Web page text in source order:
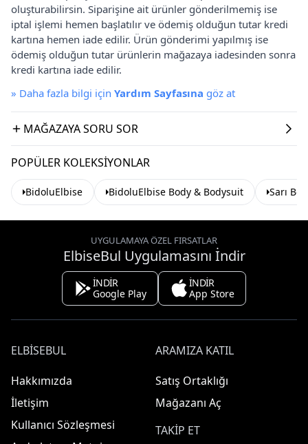
oluşturabilirsin. Siparişine ait ürünler gönderilmemiş ise
iptal işlemi hemen başlatılır ve ödemiş olduğun tutar kredi
kartına hemen iade edilir. Ürün gönderimi yapılmış ise
ödemiş olduğun tutar ürünlerin mağazaya iadesinden sonra
kredi kartına iade edilir.
» Daha fazla bilgi için Yardım Sayfasına göz at
MAĞAZAYA SORU SOR
POPÜLER KOLEKSIYONLAR
BidoluElbise BidoluElbise Body & Bodysuit Sarı
UYGULAMAYA ÖZEL FIRSATLAR
ElbiseBul Uygulamasını İndir
İNDİR
Google Play
İNDİR
App Store
ELBISEBUL
Hakkımızda
İletişim
Kullanıcı Sözleşmesi
ARAMIZA KATIL
Satış Ortaklığı
Mağazanı Aç
TAKIP ET